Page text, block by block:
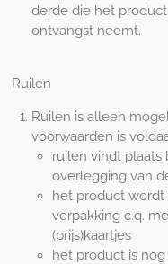
derde die het
ontvangst neemt.
Ruilen
Ruilen is alleen
voorwaarden is
ruilen vindt plaats
overlegging van
het product
verpakking c.q.
(prijs)kaartjes
het product is